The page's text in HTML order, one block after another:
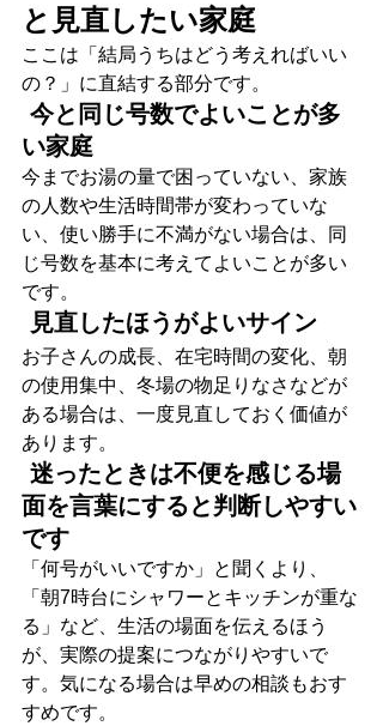
と見直したい家庭
ここは「結局うちはどう考えればいい
の？」に直結する部分です。
い家庭
今までお湯の量で困っていない、家族
の人数や生活時間帯が変わっていな
い、使い勝手に不満がない場合は、同
じ号数を基本に考えてよいことが多い
です。
見直したほうがよいサイン
お子さんの成長、在宅時間の変化、朝
の使用集中、冬場の物足りなさなどが
ある場合は、一度見直しておく価値が
あります。
面を言葉にすると判断しやすい
です
「何号がいいですか」と聞くより、
「朝7時台にシャワーとキッチンが重な
る」など、生活の場面を伝えるほう
が、実際の提案につながりやすいで
す。気になる場合は早めの相談もおす
すめです。